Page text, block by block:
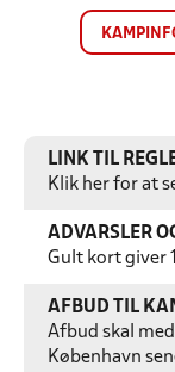
LINK TIL
Klik her for at
ADVARSLER
Gult kort giver
AFBUD TIL
Afbud skal
København